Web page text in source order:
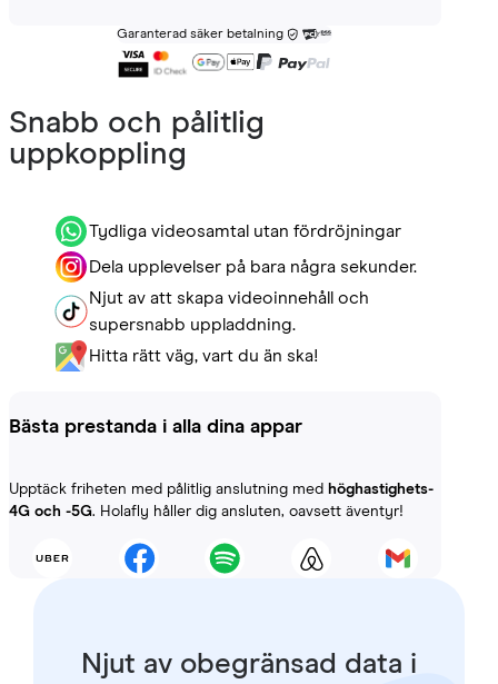
Garanterad säker betalning
Snabb och pålitlig
uppkoppling
Tydliga videosamtal utan fördröjningar
Dela upplevelser på bara några sekunder.
Njut av att skapa videoinnehåll och
supersnabb uppladdning.
Hitta rätt väg, vart du än ska!
Bästa prestanda i alla dina appar
Upptäck friheten med pålitlig anslutning med höghastighets-
4G och -5G. Holafly håller dig ansluten, oavsett äventyr!
Njut av obegränsad data i